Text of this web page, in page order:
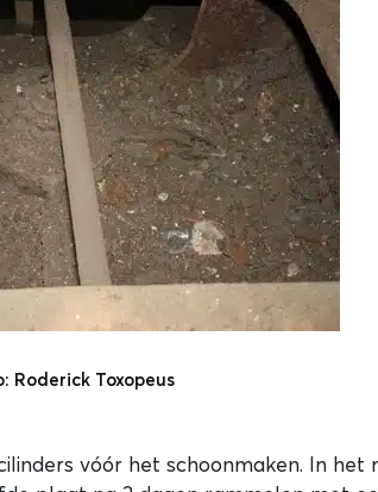
Roderick Toxopeus
vóór het schoonmaken. In het